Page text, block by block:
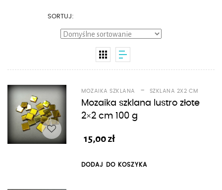
SORTUJ:
MOZAIKA SZKLANA - SZKLANA 2X2 CM
Mozaika szklana lustro złote
2×2 cm 100 g
15,00zł
DODAJ DO KOSZYKA